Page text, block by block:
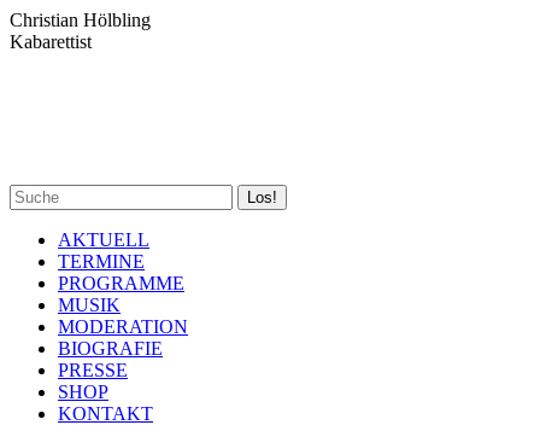
Zum
Inhalt
Christian Hölbling
Kabarettist
Spotify
page
opens
new
window
Facebook
page
opens
new
window
YouTube
page
opens
new
window
Instagram
page
opens
new
window
Search:
AKTUELL
TERMINE
PROGRAMME
MUSIK
MODERATION
BIOGRAFIE
PRESSE
SHOP
KONTAKT